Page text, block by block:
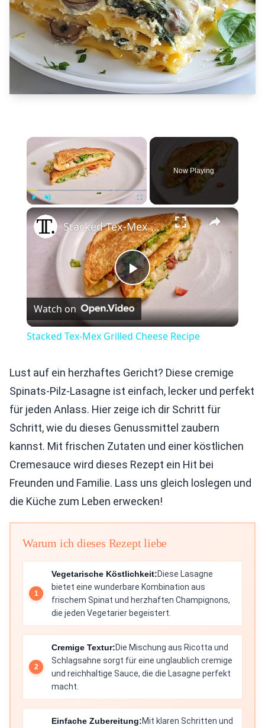
×
Now Playing
×
Play
Video
Stacked Tex-Mex Grilled Cheese Recipe
Watch on
Stacked Tex-Mex Grilled Cheese Recipe
Lust auf ein herzhaftes Gericht? Diese cremige
Spinats-Pilz-Lasagne ist einfach, lecker und perfekt
für jeden Anlass. Hier zeige ich dir Schritt für
Schritt, wie du dieses Genussmittel zaubern
kannst. Mit frischen Zutaten und einer köstlichen
Cremesauce wird dieses Rezept ein Hit bei
Freunden und Familie. Lass uns gleich loslegen und
die Küche zum Leben erwecken!
Warum ich dieses Rezept liebe
Vegetarische Köstlichkeit:Diese Lasagne
bietet eine wunderbare Kombination aus
frischem Spinat und herzhaften Champignons,
die jeden Vegetarier begeistert.
Cremige Textur:Die Mischung aus Ricotta und
Schlagsahne sorgt für eine unglaublich cremige
und reichhaltige Sauce, die die Lasagne perfekt
macht.
Einfache Zubereitung:Mit klaren Schritten und